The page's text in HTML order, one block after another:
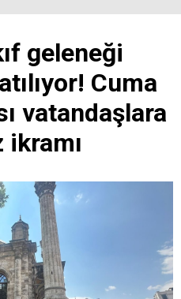
geleneği
Cuma
vatandaşlara
ikramı